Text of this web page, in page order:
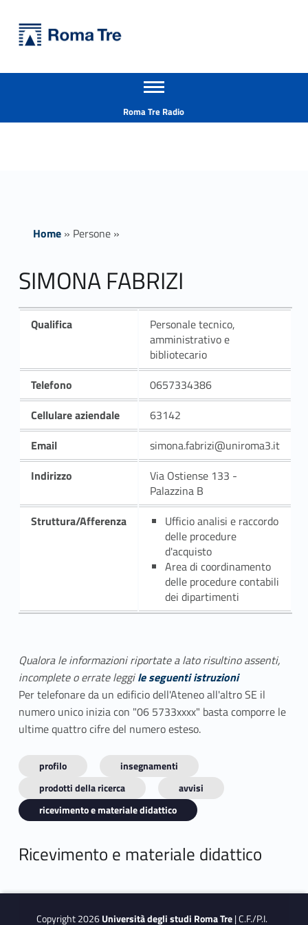
SIMONA FABRIZI - Università Roma Tre
Apri il menu secondario
Roma Tre Radio
Home» Persone»
SIMONA FABRIZI
Qualifica
Personale tecnico,
amministrativo e
bibliotecario
Telefono
0657334386
Cellulare aziendale
63142
Email
simona.fabrizi@uniroma3.it
Indirizzo
Via Ostiense 133 -
Palazzina B
Struttura/Afferenza
Ufficio analisi e raccordo
delle procedure
d'acquisto
Area di coordinamento
delle procedure contabili
dei dipartimenti
Qualora le informazioni riportate a lato risultino assenti,
incomplete o errate leggile seguenti istruzioni
Per telefonare da un edificio dell'Ateneo all'altro SE il
numero unico inizia con "06 5733xxxx" basta comporre le
ultime quattro cifre del numero esteso.
profilo
insegnamenti
prodotti della ricerca
avvisi
ricevimento e materiale didattico
Ricevimento e materiale didattico
Copyright 2026Università degli studi Roma Tre| C.F./P.I.